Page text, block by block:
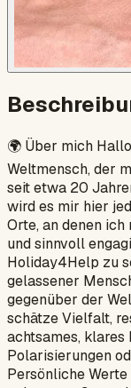
🌍 Über mich
Weltmensch, der
seit etwa 20
wird es mir hier
Orte, an denen
und sinnvoll
Holiday4Help zu
gelassener
gegenüber der
schätze Vielfalt,
achtsames, klares
Polarisierungen
Persönliche